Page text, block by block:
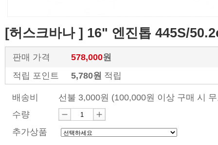
[허스크바나 ] 16" 엔진톱 445S/
판매 가격 578,000원
적립 포인트
5,780원 적립
배송비
선불 3,000원 (100,000원 이상 구매 시
수량
추가상품